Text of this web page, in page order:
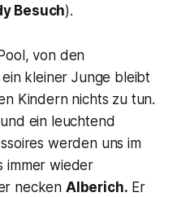
Besuch).
von den
kleiner Junge bleibt
Kindern nichts zu tun.
ein leuchtend
werden uns im
immer wieder
necken Alberich. Er